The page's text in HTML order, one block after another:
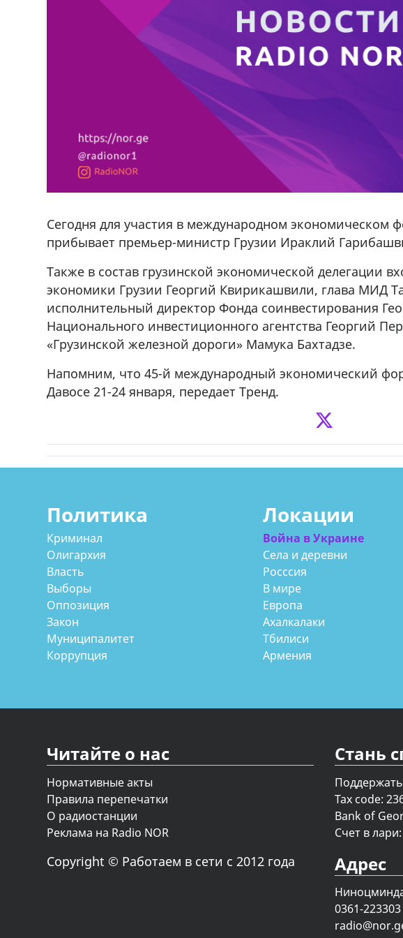
Сегодня для участия в международном экономическом
прибывает премьер-министр Грузии Ираклий
Также в состав грузинской экономической делегации
экономики Грузии Георгий Квирикашвили, глава МИД
исполнительный директор Фонда соинвестирования
Национального инвестиционного агентства Георгий
«Грузинской железной дороги» Мамука Бахтадзе.
Напомним, что 45-й международный экономический
Давосе 21-24 января, передает Тренд.
Политика
Криминал
Олигархия
Власть
Выборы
Оппозиция
Закон
Муниципалитет
Коррупция
Локации
Война в Украине
Села и деревни
Росссия
В мире
Европа
Ахалкалаки
Тбилиси
Армения
Читайте о нас
Нормативные акты
Правила перепечатки
О радиостанции
Реклама на Radio NOR
Copyright © Работаем в сети с 2012 года
Стань
Поддержать
Tax code:
Bank of
Счет в
Адрес
0361-223303